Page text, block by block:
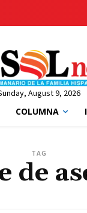
August 9, 2026
COLUMNA
TAG
de